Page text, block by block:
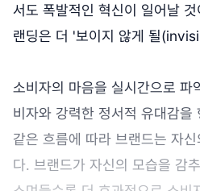
서도 폭발적인 혁신이 일어날
랜딩은 더 '보이지 않게 될
소비자의 마음을 실시간으로 파
비자와 강력한 정서적 유대감
같은 흐름에 따라 브랜드는 자
다. 브랜드가 자신의 모습을 감